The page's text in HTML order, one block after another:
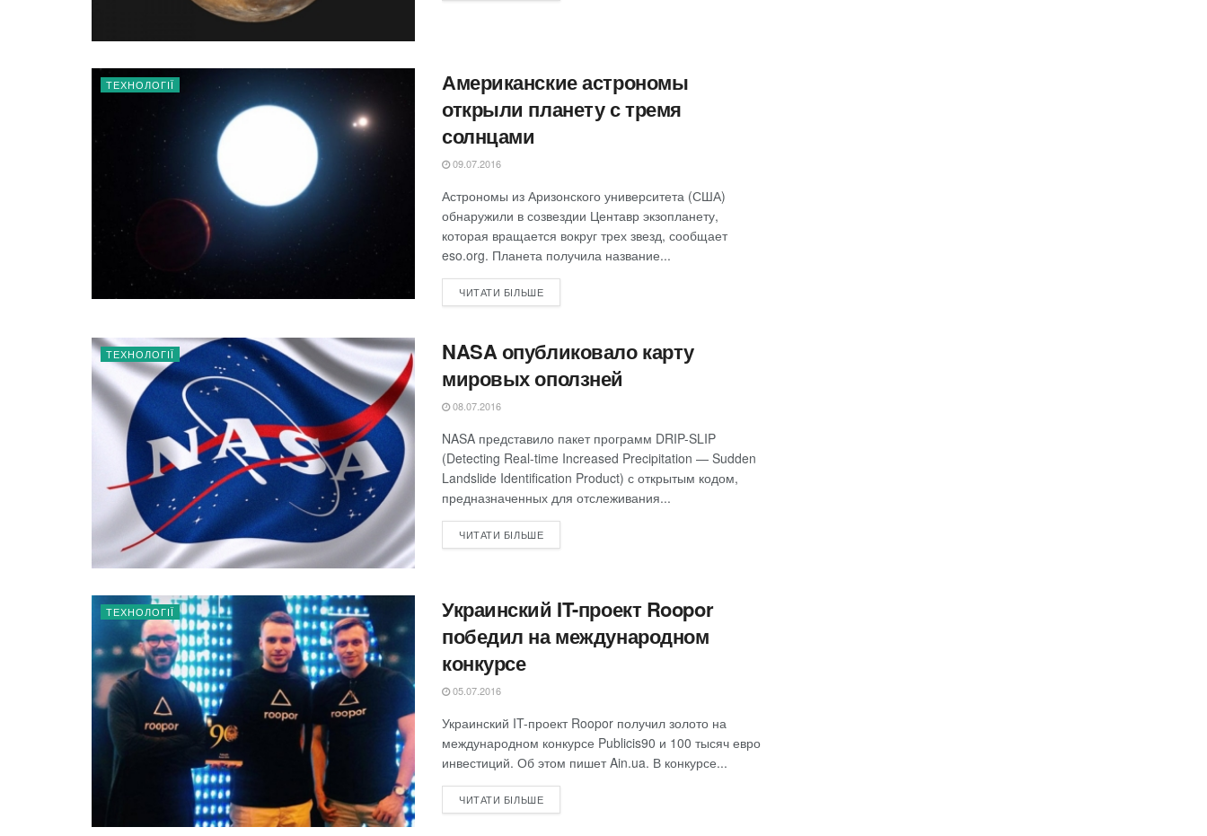
ТЕХНОЛОГІЇ
Американские астрономы
открыли планету с тремя
солнцами
09.07.2016
Астрономы из Аризонского университета (США)
обнаружили в созвездии Центавр экзопланету,
которая вращается вокруг трех звезд, сообщает
eso.org. Планета получила название...
ЧИТАТИ БІЛЬШЕ
ТЕХНОЛОГІЇ
NASA опубликовало карту
мировых оползней
08.07.2016
NASA представило пакет программ DRIP-SLIP
(Detecting Real-time Increased Precipitation — Sudden
Landslide Identification Product) с открытым кодом,
предназначенных для отслеживания...
ЧИТАТИ БІЛЬШЕ
ТЕХНОЛОГІЇ
Украинский IT-проект Roopor
победил на международном
конкурсе
05.07.2016
Украинский IT-проект Roopor получил золото на
международном конкурсе Publicis90 и 100 тысяч евро
инвестиций. Об этом пишет Ain.ua. В конкурсе...
ЧИТАТИ БІЛЬШЕ